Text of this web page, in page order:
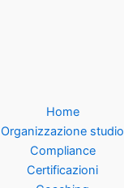
Home
Organizzazione studio
Compliance
Certificazioni